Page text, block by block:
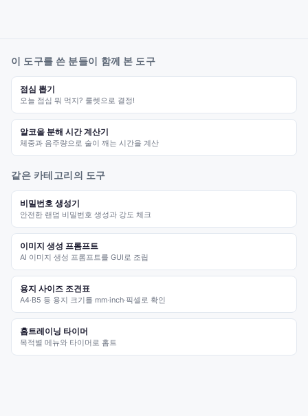
이 도구를 쓴 분들이 함께 본 도구
점심 뽑기
오늘 점심 뭐 먹지? 룰렛으로 결정!
알코올 분해 시간 계산기
체중과 음주량으로 술이 깨는 시간을 계산
같은 카테고리의 도구
비밀번호 생성기
안전한 랜덤 비밀번호 생성과 강도 체크
이미지 생성 프롬프트
AI 이미지 생성 프롬프트를 GUI로 조립
용지 사이즈 조견표
A4·B5 등 용지 크기를 mm·inch·픽셀로 확인
홈트레이닝 타이머
목적별 메뉴와 타이머로 홈트